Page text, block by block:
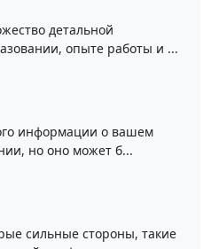
детальной
опыте работы и ...
информации о вашем
но оно может б...
сильные стороны, такие